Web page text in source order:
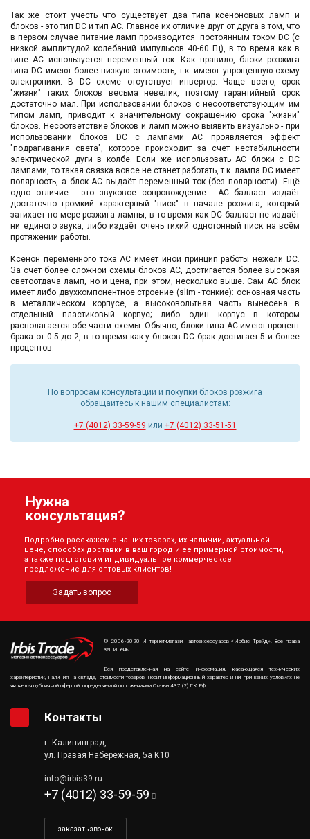
Так же стоит учесть что существует два типа ксеноновых ламп и
блоков - это тип DC и тип АС. Главное их отличие друг от друга в том, что
в первом случае питание ламп производится постоянным током DC (с
низкой амплитудой колебаний импульсов 40-60 Гц), в то время как в
типе АС используется переменный ток. Как правило, блоки розжига
типа DC имеют более низкую стоимость, т.к. имеют упрощенную схему
электроники. В DC схеме отсутствует инвертор. Чаще всего, срок
"жизни" таких блоков весьма невелик, поэтому гарантийный срок
достаточно мал. При использовании блоков с несоответствующим им
типом ламп, приводит к значительному сокращению срока "жизни"
блоков. Несоответствие блоков и ламп можно выявить визуально - при
использовании блоков DC с лампами AC проявляется эффект
"подрагивания света", которое происходит за счёт нестабильности
электрической дуги в колбе. Если же использовать АС блоки с DC
лампами, то такая связка вовсе не станет работать, т.к. лампа DC имеет
полярность, а блок АС выдаёт переменный ток (без полярности). Ещё
одно отличие - это звуковое сопровождение... AC балласт издаёт
достаточно громкий характерный "писк" в начале розжига, который
затихает по мере розжига лампы, в то время как DC балласт не издаёт
ни единого звука, либо издаёт очень тихий однотонный писк на всём
протяжении работы.
Ксенон переменного тока AC имеет иной принцип работы нежели DC.
За счет более сложной схемы блоков AC, достигается более высокая
светоотдача ламп, но и цена, при этом, несколько выше. Сам АС блок
имеет либо двухкомпонентное строение (slim - тонкие): основная часть
в металлическом корпусе, а высоковольтная часть вынесена в
отдельный пластиковый корпус; либо один корпус в котором
располагается обе части схемы. Обычно, блоки типа AC имеют процент
брака от 0.5 до 2, в то время как у блоков DC брак достигает 5 и более
процентов.
По вопросам консультации и покупки блоков розжига
обращайтесь к нашим специалистам:
+7 (4012) 33-59-59 или +7 (4012) 33-51-51
Нужна
консультация?
Подробно расскажем о наших товарах, их наличии, актуальной
цене, способах доставки в ваш город и её примерной стоимости,
а также подготовим индивидуальное коммерческое
предложение для оптовых клиентов!
Задать вопрос
© 2006-2020 Интернет-магазин автоаксессуаров «Ирбис Трейд». Все права
защищены.
Вся представленная на сайте информация, касающаяся технических
характеристик, наличия на складе, стоимости товаров, носит информационный характер и ни при каких условиях не
является публичной офертой, определяемой положениями Статьи 437 (2) ГК РФ.
Контакты
г. Калининград,
ул. Правая Набережная, 5а К10
info@irbis39.ru
+7 (4012) 33-59-59
заказать звонок